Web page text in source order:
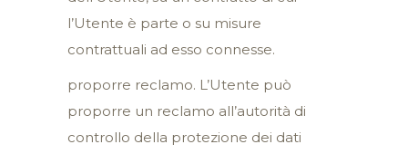
l’Utente è parte o su misure
contrattuali ad esso connesse.
proporre reclamo. L’Utente può
proporre un reclamo all’autorità di
controllo della protezione dei dati